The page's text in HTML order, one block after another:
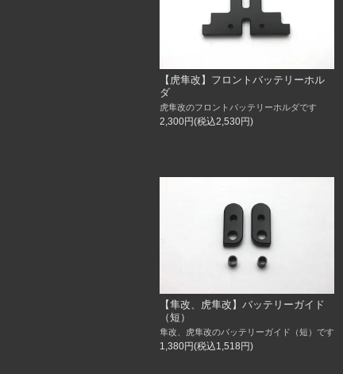
【虎隼改】フロントバッテリーホル
ダ
虎隼改のフロントバッテリーホルダです
2,300円(税込2,530円)
【隼改、虎隼改】バッテリーガイド
（短）
隼改、虎隼改のバッテリーガイド（短）です
1,380円(税込1,518円)